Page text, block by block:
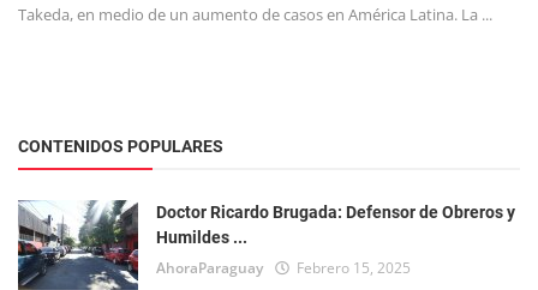
Takeda, en medio de un aumento de casos en América Latina. La ...
CONTENIDOS POPULARES
Doctor Ricardo Brugada: Defensor de Obreros y
Humildes ...
AhoraParaguay Febrero 15, 2025